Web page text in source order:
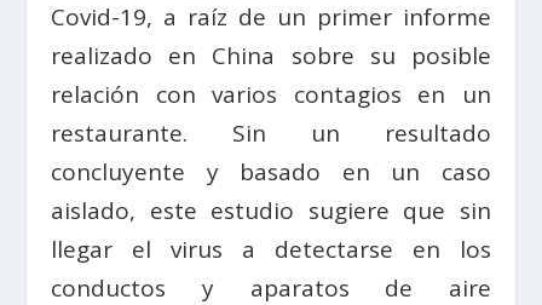
Covid-19, a raíz de un primer informe
realizado en China sobre su posible
relación con varios contagios en un
restaurante. Sin un resultado
concluyente y basado en un caso
aislado, este estudio sugiere que sin
llegar el virus a detectarse en los
conductos y aparatos de aire